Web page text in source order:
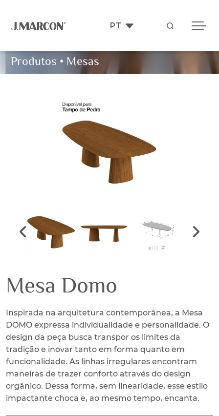
Produtos • Mesas
Previous slide
Mesa Domo
Inspirada na arquitetura contemporânea, a Mesa
DOMO expressa individualidade e personalidade. O
design da peça busca transpor os limites da
tradição e inovar tanto em forma quanto em
funcionalidade. As linhas irregulares encontram
maneiras de trazer conforto através do design
orgânico. Dessa forma, sem linearidade, esse estilo
impactante choca e, ao mesmo tempo, encanta.